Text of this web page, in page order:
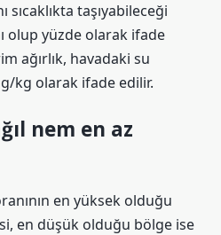
sıcaklıkta taşıyabileceği
olup yüzde olarak ifade
ağırlık, havadaki su
g/kg olarak ifade edilir.
nem en az
en yüksek olduğu
en düşük olduğu bölge ise